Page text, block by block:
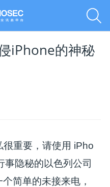
iPhone的神秘
很重要，请使用 iPho
事隐秘的以色列公司
简单的未接来电，